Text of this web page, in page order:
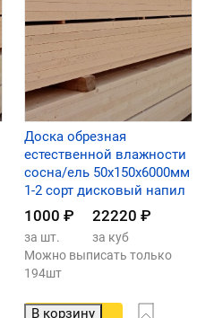
Доска обрезная
естественной влажности
сосна/ель 50х150х6000мм
1-2 сорт дисковый напил
1000 ₽ 22220 ₽
за шт.
за куб
Можно выписать только
194шт
В корзину